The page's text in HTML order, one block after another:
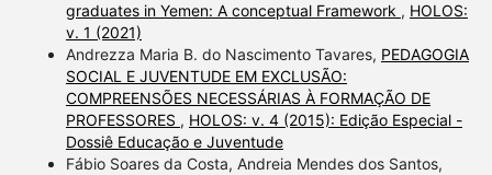
graduates in Yemen: A conceptual Framework , HOLOS:
v. 1 (2021)
Andrezza Maria B. do Nascimento Tavares, PEDAGOGIA
SOCIAL E JUVENTUDE EM EXCLUSÃO:
COMPREENSÕES NECESSÁRIAS À FORMAÇÃO DE
PROFESSORES , HOLOS: v. 4 (2015): Edição Especial -
Dossiê Educação e Juventude
Fábio Soares da Costa, Andreia Mendes dos Santos,